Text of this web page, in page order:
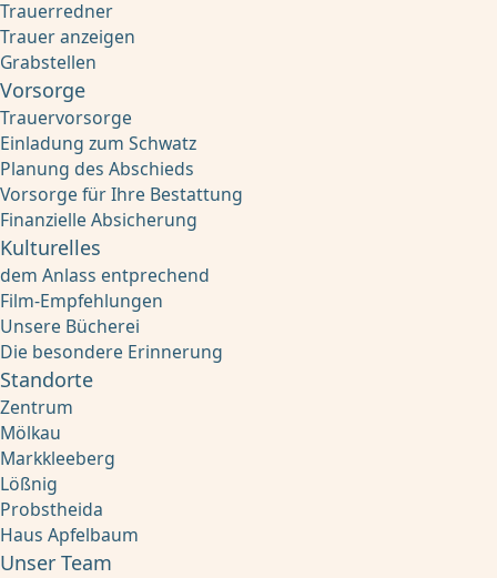
Trauerredner
Trauer anzeigen
Grabstellen
Vorsorge
Trauervorsorge
Einladung zum Schwatz
Planung des Abschieds
Vorsorge für Ihre Bestattung
Finanzielle Absicherung
Kulturelles
dem Anlass entprechend
Film-Empfehlungen
Unsere Bücherei
Die besondere Erinnerung
Standorte
Zentrum
Mölkau
Markkleeberg
Lößnig
Probstheida
Haus Apfelbaum
Unser Team